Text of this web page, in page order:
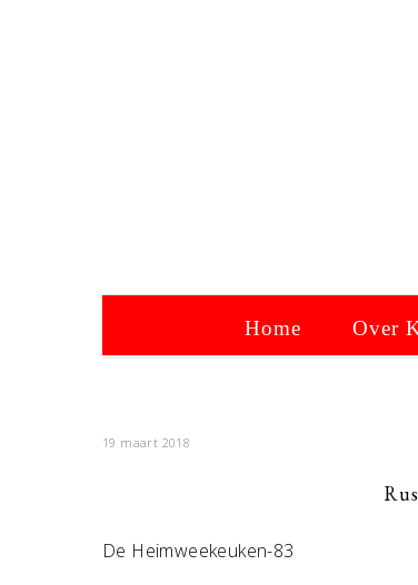
Home Over
19 maart 2018
De Heimweekeuken-83